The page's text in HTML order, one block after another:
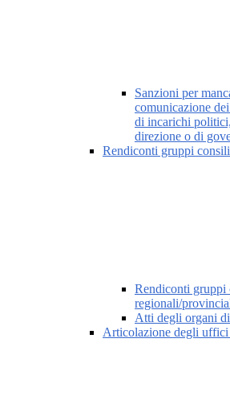
Sanzioni per
comunicazione
di incarichi
direzione o di
Rendiconti gruppi
Rendiconti gruppi
regionali/
Atti degli organi
Articolazione degli uffici